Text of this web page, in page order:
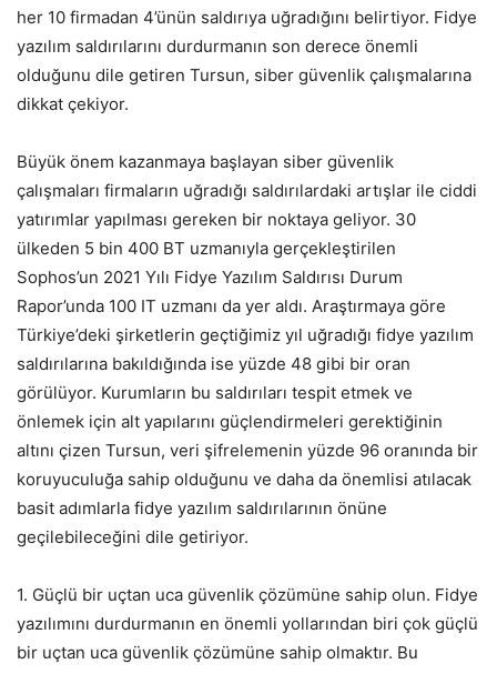
her 10 firmadan 4’ünün saldırıya uğradığını belirtiyor. Fidye
yazılım saldırılarını durdurmanın son derece önemli
olduğunu dile getiren Tursun, siber güvenlik çalışmalarına
dikkat çekiyor.
Büyük önem kazanmaya başlayan siber güvenlik
çalışmaları firmaların uğradığı saldırılardaki artışlar ile ciddi
yatırımlar yapılması gereken bir noktaya geliyor. 30
ülkeden 5 bin 400 BT uzmanıyla gerçekleştirilen
Sophos’un 2021 Yılı Fidye Yazılım Saldırısı Durum
Rapor’unda 100 IT uzmanı da yer aldı. Araştırmaya göre
Türkiye’deki şirketlerin geçtiğimiz yıl uğradığı fidye yazılım
saldırılarına bakıldığında ise yüzde 48 gibi bir oran
görülüyor. Kurumların bu saldırıları tespit etmek ve
önlemek için alt yapılarını güçlendirmeleri gerektiğinin
altını çizen Tursun, veri şifrelemenin yüzde 96 oranında bir
koruyuculuğa sahip olduğunu ve daha da önemlisi atılacak
basit adımlarla fidye yazılım saldırılarının önüne
geçilebileceğini dile getiriyor.
1. Güçlü bir uçtan uca güvenlik çözümüne sahip olun. Fidye
yazılımını durdurmanın en önemli yollarından biri çok güçlü
bir uçtan uca güvenlik çözümüne sahip olmaktır. Bu